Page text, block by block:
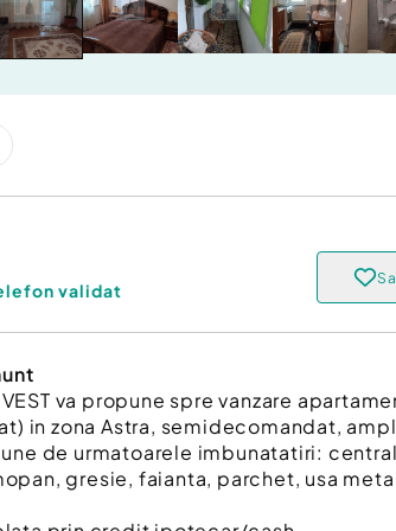
validat
va propune spre vanzare
in zona Astra, semidecomandat,
de urmatoarele imbunatatiri:
gresie, faianta, parchet, usa